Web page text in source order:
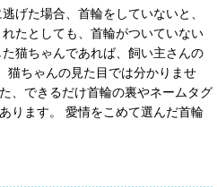
げた場合、首輪をしていないと、
たとしても、首輪がついていない
猫ちゃんであれば、飼い主さんの
猫ちゃんの見た目では分かりませ
、できるだけ首輪の裏やネームタグ
ります。 愛情をこめて選んだ首輪